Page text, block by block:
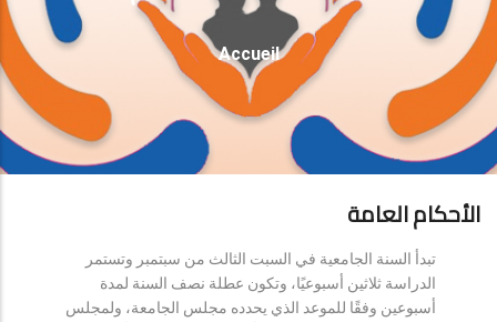
Fil
D'Ariane
Accueil
الأحكام العامة
تبدأ السنة الجامعية في السبت الثالث من سبتمبر وتستمر
الدراسة ثلاثين أسبوعيًا، وتكون عطلة نصف السنة لمدة
أسبوعين وفقًا للموعد الذي يحدده مجلس الجامعة، ولمجلس